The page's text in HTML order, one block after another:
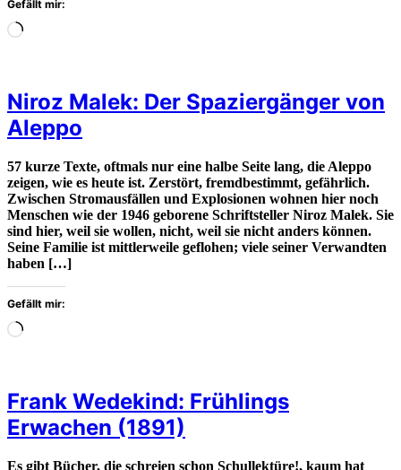
Gefällt mir:
Wird
Niroz Malek: Der Spaziergänger von
Aleppo
57 kurze Texte, oftmals nur eine halbe Seite lang, die Aleppo
zeigen, wie es heute ist. Zerstört, fremdbestimmt, gefährlich.
Zwischen Stromausfällen und Explosionen wohnen hier noch
Menschen wie der 1946 geborene Schriftsteller Niroz Malek. Sie
sind hier, weil sie wollen, nicht, weil sie nicht anders können.
Seine Familie ist mittlerweile geflohen; viele seiner Verwandten
haben […]
Gefällt mir:
Wird
Frank Wedekind: Frühlings
Erwachen (1891)
Es gibt Bücher, die schreien schon Schullektüre!, kaum hat